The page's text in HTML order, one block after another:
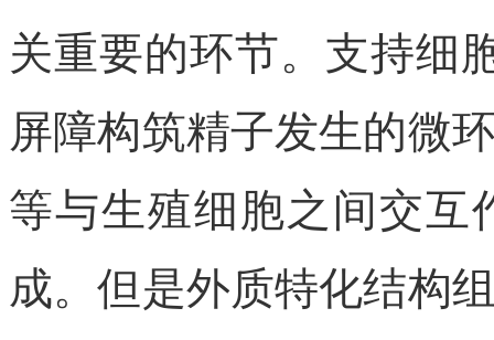
关重要的环节。支持细
屏障构筑精子发生的微
等与生殖细胞之间交互
成。但是外质特化结构